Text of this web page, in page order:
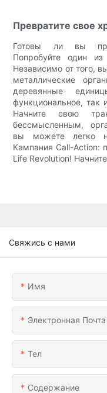
Превратите свое
Готовы ли вы
Попробуйте один
Независимо от того,
металлические
деревянные
функциональное, так
Начните свою
бессмысленным,
вы можете легко
Кампания Call-Action:
Life Revolution!
Свяжись с нами
Имя
Электронная Почта
Тел
Содержание